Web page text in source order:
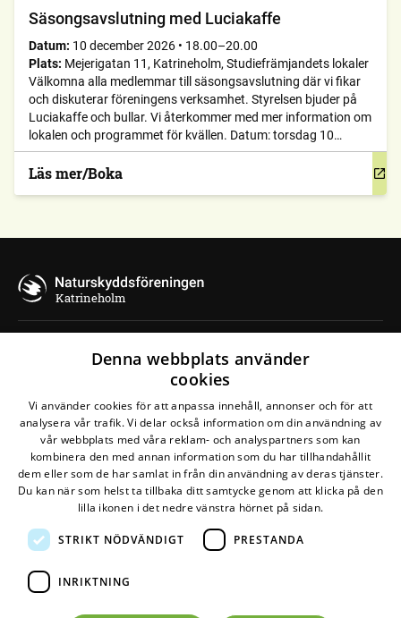
Säsongsavslutning med Luciakaffe
Datum: 10 december 2026 • 18.00–20.00
Plats: Mejerigatan 11, Katrineholm, Studiefrämjandets lokaler
Välkomna alla medlemmar till säsongsavslutning där vi fikar
och diskuterar föreningens verksamhet. Styrelsen bjuder på
Luciakaffe och bullar. Vi återkommer med mer information om
lokalen och programmet för kvällen. Datum: torsdag 10
december 2026Tid: kl. 18 – 20Plats: Studiefrämjandets lokaler
på Mejerigatan 11, Katrineholm
Läs mer/Boka
Katrineholm
Kontakta oss
Naturskyddsföreningen Katrineholm
Kontakta styrelsen e-post
Maila arbetsgrupper e-post
Den här webbplatsen drivs avGlesys ABmed
Miljöval-märkt
©2026
Denna webbplats använder
cookies
Vi använder cookies för att anpassa innehåll, annonser och för att
analysera vår trafik. Vi delar också information om din användning av
vår webbplats med våra reklam- och analyspartners som kan
kombinera den med annan information som du har tillhandahållit
dem eller som de har samlat in från din användning av deras tjänster.
Du kan när som helst ta tillbaka ditt samtycke genom att klicka på den
lilla ikonen i det nedre vänstra hörnet på sidan.
STRIKT NÖDVÄNDIGT PRESTANDA
INRIKTNING